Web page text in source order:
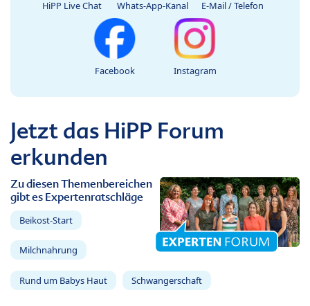
HiPP Live Chat Whats-App-Kanal E-Mail / Telefon
Facebook Instagram
Jetzt das HiPP Forum
erkunden
Zu diesen Themenbereichen
gibt es Expertenratschläge
Beikost-Start
Milchnahrung
Rund um Babys Haut Schwangerschaft